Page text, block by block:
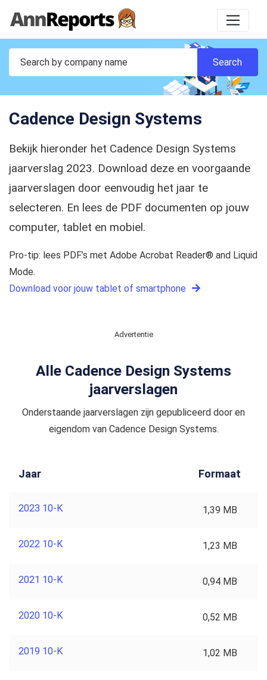
Cadence Design Systems
Bekijk hieronder het Cadence Design Systems
jaarverslag 2023. Download deze en voorgaande
jaarverslagen door eenvoudig het jaar te
selecteren. En lees de PDF documenten op jouw
computer, tablet en mobiel.
Pro-tip: lees PDF’s met Adobe Acrobat Reader® and Liquid
Mode.
Download voor jouw tablet of smartphone
Advertentie
Alle Cadence Design Systems
jaarverslagen
Onderstaande jaarverslagen zijn gepubliceerd door en
eigendom van Cadence Design Systems.
Jaar Formaat
2023 10-K 1,39 MB
2022 10-K 1,23 MB
2021 10-K 0,94 MB
2020 10-K 0,52 MB
2019 10-K 1,02 MB